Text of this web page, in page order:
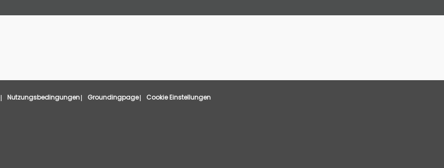
Nutzungsbedingungen Groundingpage Cookie Einstellungen